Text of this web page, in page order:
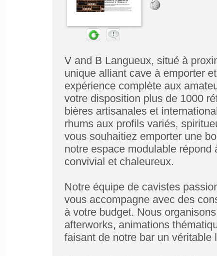
V and B Langueux, situé à
unique alliant cave à emporter
expérience complète aux
votre disposition plus de 1000
bières artisanales et
rhums aux profils variés,
vous souhaitiez emporter une
notre espace modulable
convivial et chaleureux.
Notre équipe de cavistes
vous accompagne avec des
à votre budget. Nous
afterworks, animations
faisant de notre bar un